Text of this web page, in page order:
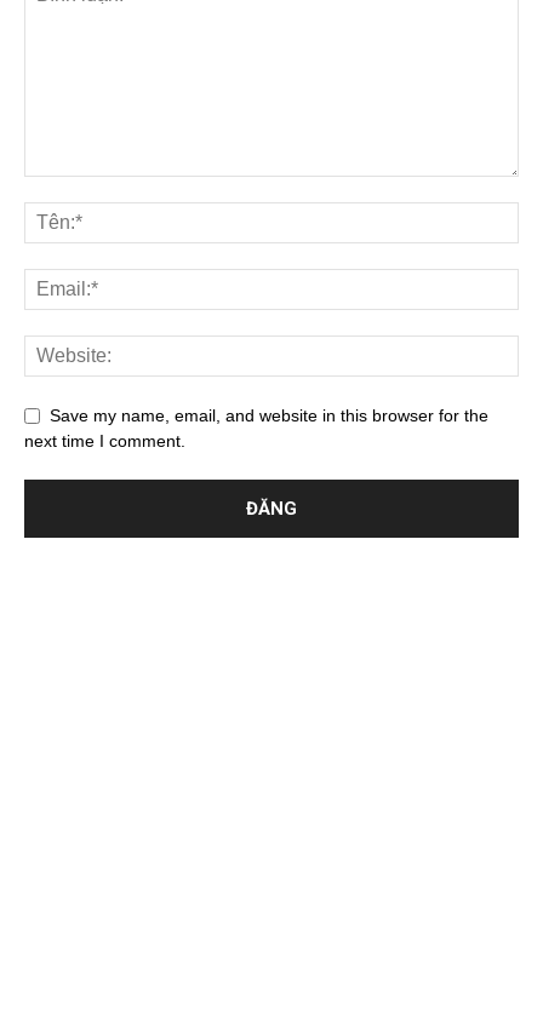
Save my name, email, and website in this browser for the
next time I comment.